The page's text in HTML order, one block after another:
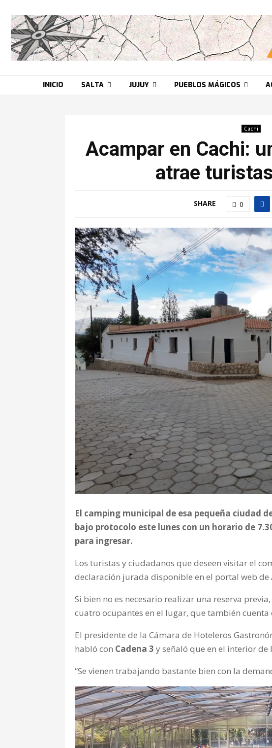
INICIO SALTA JUJUY PUEBLOS MÁGICOS
Cachi
Acampar en Cachi:
atrae
SHARE 0
El camping municipal de esa pequeña ciudad
bajo protocolo este lunes con un horario de
para ingresar.
Los turistas y ciudadanos que deseen visitar el
declaración jurada disponible en el portal web de
Si bien no es necesario realizar una reserva
cuatro ocupantes en el lugar, que también
El presidente de la Cámara de Hoteleros
habló con Cadena 3 y señaló que en el interior de
“Se vienen trabajando bastante bien con la